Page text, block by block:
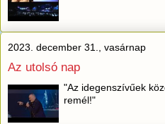
2023. december 31., vasárnap
Az utolsó nap
"Az idegenszívűek
remél!"